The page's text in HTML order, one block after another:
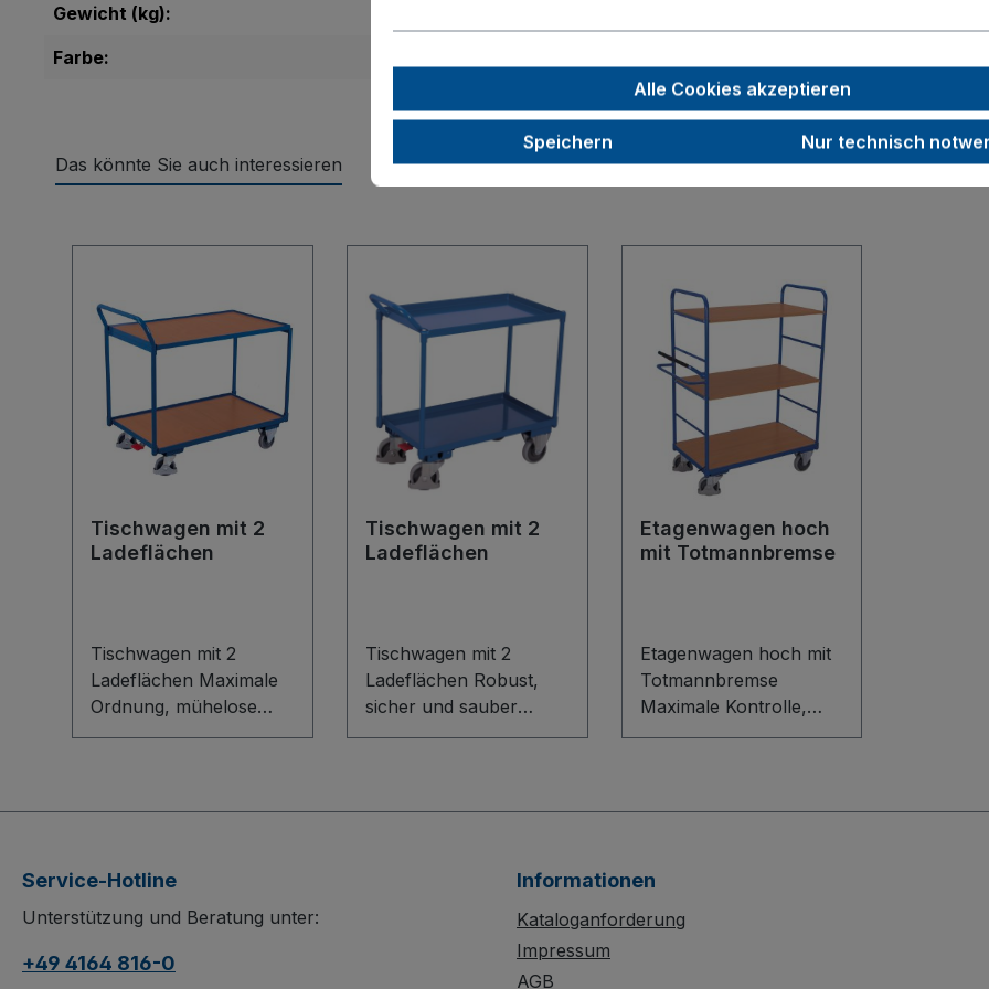
Gewicht (kg):
Farbe:
Das könnte Sie auch interessieren
Tischwagen mit 2
Ladeflächen
Tischwagen mit 2
Ladeflächen Maximale
Ordnung, mühelose
Mobilität: Der
durch sein flexibles
Bodenkonstruktion im
innovativen L-Profil.
mit 15 mm hohem Rand
Tischwagen mit 2
Ladeflächen
Tischwagen mit 2
Ladeflächen Robust,
sicher und sauber
transportieren: Der
durch seine
aus Stahl und öldichte
Wannen mit 40 mm
hohem Rand – ideal für
Etagenwagen hoch
mit Totmannbremse
Etagenwagen hoch mit
Totmannbremse
Maximale Kontrolle,
flexible Ordnung: Der
überzeugt durch sein
L-Profil-Boden und
variabel einhängbaren
Service-Hotline
Unterstützung und Beratung unter:
+49 4164 816-0
Informationen
Kataloganforderung
Impressum
AGB
Alle Cookies akzeptieren
Speichern Nur technisch